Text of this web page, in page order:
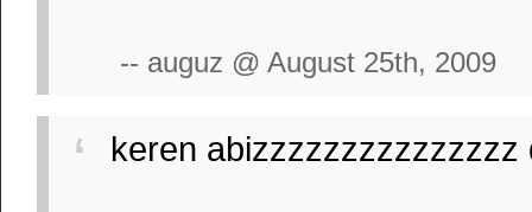
-- auguz @ August 25th, 2009
keren abizzzzzzzzzzzzzzz